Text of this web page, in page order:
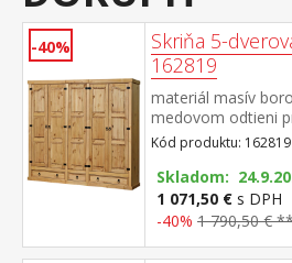
-40%
Skriňa 5-
162819
materiál masív
medovom odtieni
2:1:2 v oboch
a polica na
variabilné police v
malá zásuvka,
úchytky
16953 súčasť
Kód produktu: 162819
Skladom:
1 071,50 € s DPH
-40% 1 790,50 €